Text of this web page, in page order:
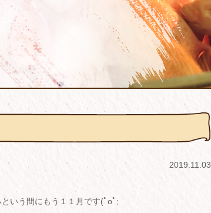
2019.11.03
いう間にもう１１月です(ﾟoﾟ;